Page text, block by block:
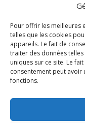
Pour offrir les meilleures
telles que les cookies
appareils. Le fait de
traiter des données
uniques sur ce site. Le
consentement peut avoir
fonctions.
06 Juil 2026
Étude
d’accompagnement
01 Juil 2026
Pénurie du
Wallonie ?